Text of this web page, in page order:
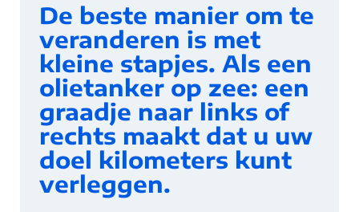
De beste manier om te
veranderen is met
kleine stapjes. Als een
olietanker op zee: een
graadje naar links of
rechts maakt dat u uw
doel kilometers kunt
verleggen.